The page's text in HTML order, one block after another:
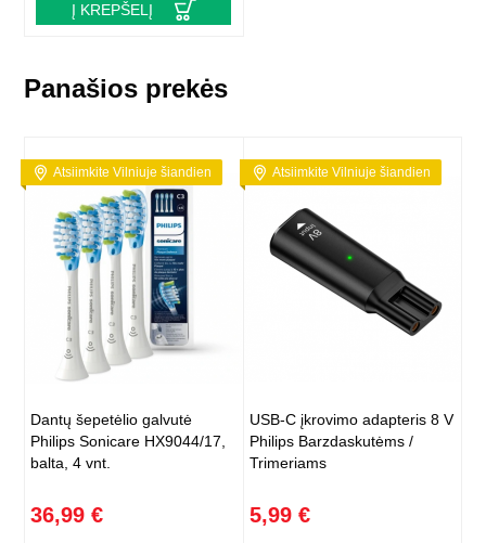
Į KREPŠELĮ
Panašios prekės
Atsiimkite Vilniuje šiandien
Dantų šepetėlio galvutė
Philips Sonicare HX9044/17,
balta, 4 vnt.
36,99 €
Atsiimkite Vilniuje šiandien
USB-C įkrovimo adapteris 8 V
Philips Barzdaskutėms /
Trimeriams
5,99 €